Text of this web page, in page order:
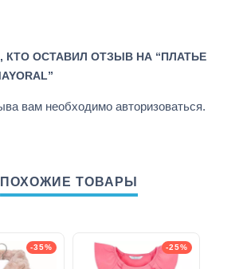
КТО ОСТАВИЛ ОТЗЫВ НА “ПЛАТЬЕ
вам необходимо авторизоваться.
ПОХОЖИЕ ТОВАРЫ
-35% -25%